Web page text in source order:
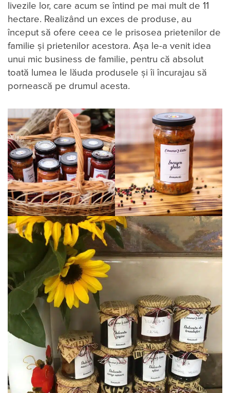
livezile lor, care acum se întind pe mai mult de 11
hectare. Realizând un exces de produse, au
început să ofere ceea ce le prisosea prietenilor de
familie și prietenilor acestora. Așa le-a venit idea
unui mic business de familie, pentru că absolut
toată lumea le lăuda produsele și îi încurajau să
pornească pe drumul acesta.